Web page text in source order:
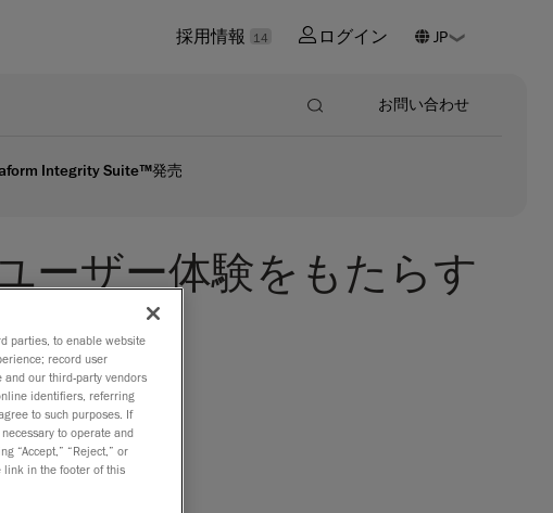
採用情報 14 ログイン
お問い合わせ
Integrity Suite™発売
ーザー体験をもたらす
で、Creaformの
部品などの表面
設備の信頼性を
役立ちます。
parties, to enable website
record user
and our third-party vendors
identifiers, referring
to such purposes. If
to operate and
“Accept,” “Reject,” or
link in the footer of this